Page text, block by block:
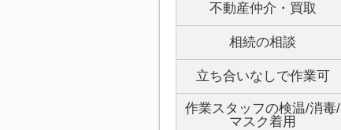
不動産仲介・買取
相続の相談
立ち合いなしで作業可
作業スタッフの検温/消毒/
マスク着用